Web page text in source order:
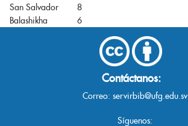
San Salvador
8
Balashikha
6
Contáctanos:
Correo: servirbib@ufg.edu.sv
Síguenos: